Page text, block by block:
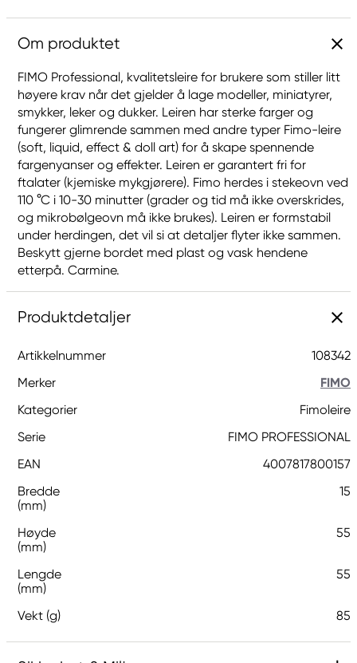
Om produktet
FIMO Professional, kvalitetsleire for brukere som stiller litt
høyere krav når det gjelder å lage modeller, miniatyrer,
smykker, leker og dukker. Leiren har sterke farger og
fungerer glimrende sammen med andre typer Fimo-leire
(soft, liquid, effect & doll art) for å skape spennende
fargenyanser og effekter. Leiren er garantert fri for
ftalater (kjemiske mykgjørere). Fimo herdes i stekeovn ved
110 °C i 10-30 minutter (grader og tid må ikke overskrides,
og mikrobølgeovn må ikke brukes). Leiren er formstabil
under herdingen, det vil si at detaljer flyter ikke sammen.
Beskytt gjerne bordet med plast og vask hendene
etterpå. Carmine.
Produktdetaljer
Artikkelnummer
108342
Merker
FIMO
Kategorier
Fimoleire
Serie
FIMO PROFESSIONAL
EAN
4007817800157
Bredde
(mm)
15
Høyde
(mm)
55
Lengde
(mm)
55
Vekt (g) 85